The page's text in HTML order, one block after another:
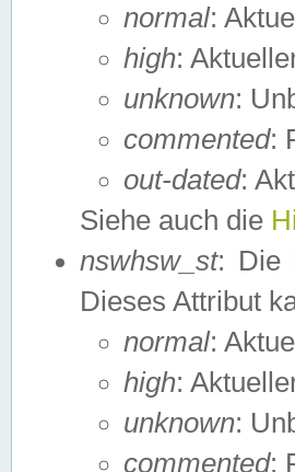
normal:
high:
unknown:
commented:
out-dated:
Siehe auch die
nswhsw_st: Die
Dieses Attribut
normal:
high:
unknown:
commented: